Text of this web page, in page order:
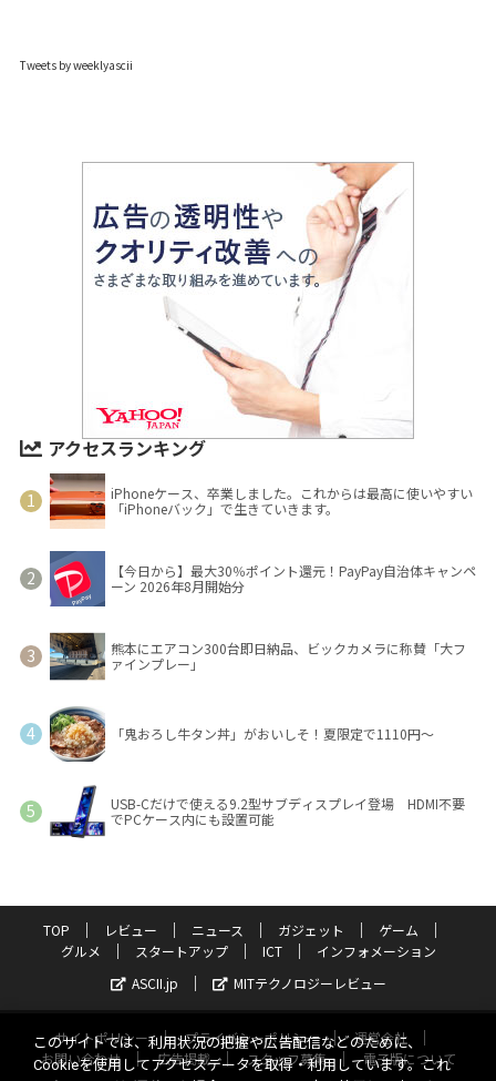
Tweets by weeklyascii
アクセスランキング
iPhoneケース、卒業しました。これからは最高に使いやすい
「iPhoneバック」で生きていきます。
【今日から】最大30％ポイント還元！PayPay自治体キャンペ
ーン 2026年8月開始分
熊本にエアコン300台即日納品、ビックカメラに称賛「大フ
ァインプレー」
「鬼おろし牛タン丼」がおいしそ！夏限定で1110円～
USB-Cだけで使える9.2型サブディスプレイ登場 HDMI不要
でPCケース内にも設置可能
TOP レビュー ニュース ガジェット
ゲーム
グルメ
スタートアップ ICT
インフォメーション
ASCII.jp
MITテクノロジーレビュー
サイトポリシー プライバシーポリシー
運営会社
お問い合わせ
広告掲載 スタッフ募集 電子版について
このサイトでは、利用状況の把握や広告配信などのために、
Cookieを使用してアクセスデータを取得・利用しています。これ